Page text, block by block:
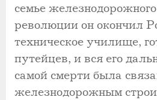
семье
революции он окончил
техническое училище,
путейцев, и вся его
самой смерти была
железнодорожным